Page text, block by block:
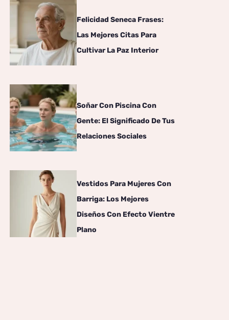
Felicidad Seneca Frases:
Las Mejores Citas Para
Cultivar La Paz Interior
Soñar Con Piscina Con
Gente: El Significado De Tus
Relaciones Sociales
Vestidos Para Mujeres Con
Barriga: Los Mejores
Diseños Con Efecto Vientre
Plano